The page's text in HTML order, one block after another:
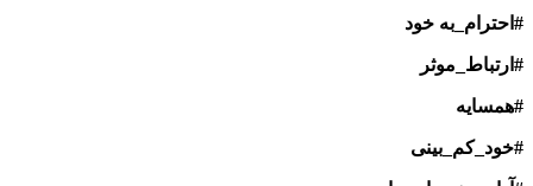
#احترام_به خود
#ارتباط_موثر
#همسایه
#خود_کم_بینی